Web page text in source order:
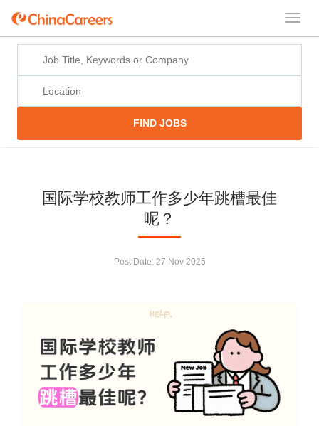
FIND JOBS
国际学校教师工作多少年跳槽最佳
呢？
Post Date: 27 Nov 2025